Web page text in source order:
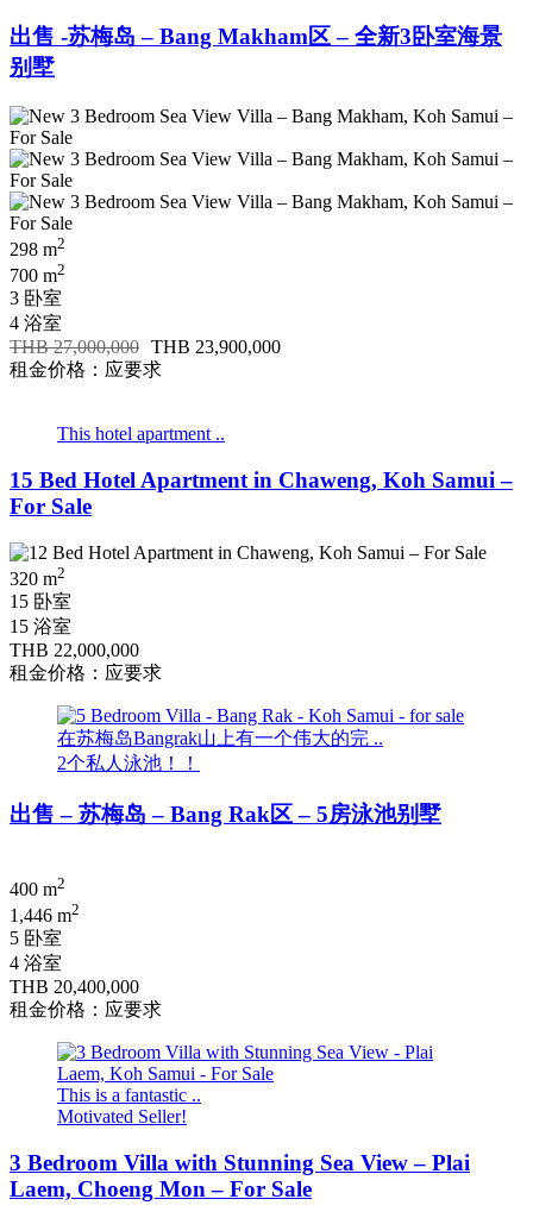
出售 -苏梅岛 – Bang Makham区 – 全新3卧室海景
别墅
298 m2
700 m2
3 卧室
4 浴室
THB 27,000,000 THB 23,900,000
租金价格：应要求
This hotel apartment ..
15 Bed Hotel Apartment in Chaweng, Koh Samui –
For Sale
320 m2
15 卧室
15 浴室
THB 22,000,000
租金价格：应要求
在苏梅岛Bangrak山上有一个伟大的完 ..
2个私人泳池！！
出售 – 苏梅岛 – Bang Rak区 – 5房泳池别墅
400 m2
1,446 m2
5 卧室
4 浴室
THB 20,400,000
租金价格：应要求
This is a fantastic ..
Motivated Seller!
3 Bedroom Villa with Stunning Sea View – Plai
Laem, Choeng Mon – For Sale